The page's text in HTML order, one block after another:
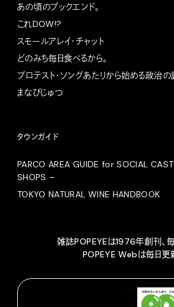
あの頃のブックエンド。
これDOW!?
スモールアレイ・チャット
どのみち毎日食べるから。
プロテスト・ソングあたりから始める政治の
まなびじゅつ
タウンガイド
PARCO AREA GUIDE for SOCIAL
SHOPS –
TOKYO NATURAL WINE HANDBOOK
雑誌POPEYEは1976年創刊、
POPEYE Webは毎日更